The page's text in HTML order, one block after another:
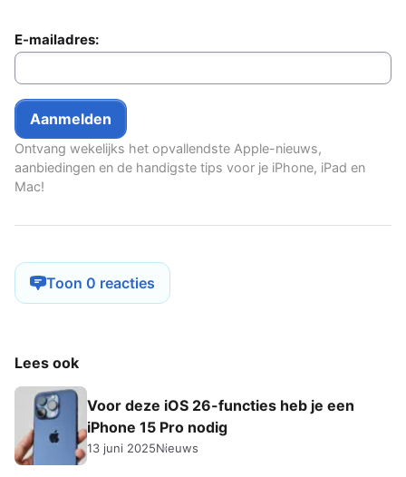
E-mailadres:
Ontvang wekelijks het opvallendste Apple-nieuws,
aanbiedingen en de handigste tips voor je iPhone, iPad en
Mac!
Toon 0 reacties
Lees ook
Voor deze iOS 26-functies heb je een
iPhone 15 Pro nodig
13 juni 2025Nieuws